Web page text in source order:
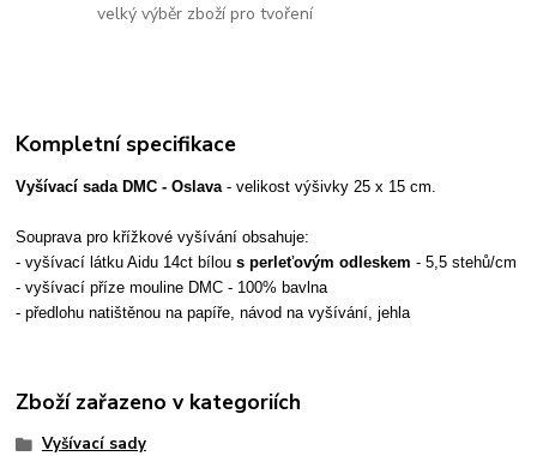
velký výběr zboží pro tvoření
Kompletní specifikace
Vyšívací sada DMC - Oslava- velikost výšivky 25 x 15 cm.
Souprava pro křížkové vyšívání obsahuje:
- vyšívací látku Aidu 14ct bílous perleťovým odleskem - 5,5 stehů/cm
- vyšívací příze mouline DMC - 100% bavlna
- předlohu natištěnou na papíře, návod na vyšívání, jehla
Zboží zařazeno v kategoriích
Vyšívací sady